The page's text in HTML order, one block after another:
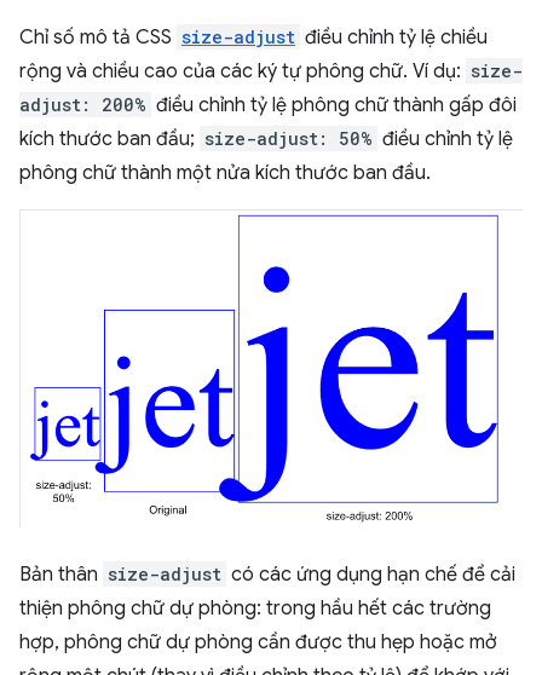
Chỉ số mô tả CSS size-adjust điều chỉnh tỷ lệ chiều
rộng và chiều cao của các ký tự phông chữ. Ví dụ: size-
adjust: 200% điều chỉnh tỷ lệ phông chữ thành gấp đôi
kích thước ban đầu; size-adjust: 50% điều chỉnh tỷ lệ
phông chữ thành một nửa kích thước ban đầu.
Bản thân size-adjust có các ứng dụng hạn chế để cải
thiện phông chữ dự phòng: trong hầu hết các trường
hợp, phông chữ dự phòng cần được thu hẹp hoặc mở